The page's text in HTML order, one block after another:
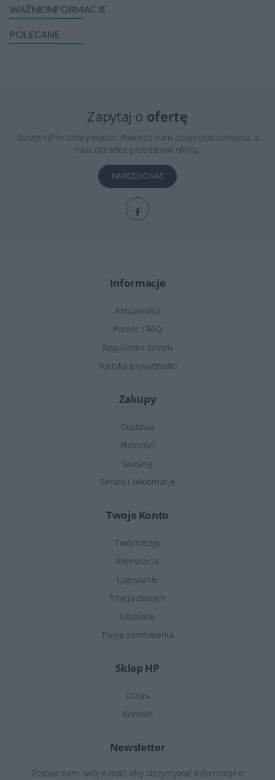
WAŻNE INFORMACJE
POLECANE
Zapytaj o ofertę
Sprzęt HP to dobry wybór. Powiedz nam czego potrzebujesz, a
nasz Doradca przedstawi ofertę.
NAPISZ DO NAS
Informacje
Aktualności
Pomoc i FAQ
Regulamin sklepu
Polityka prywatności
Zakupy
Dostawa
Płatności
Leasing
Serwis i reklamacje
Twoje Konto
Twój koszyk
Rejestracja
Logowanie
Edycja danych
Ulubione
Twoje zamówienia
Sklep HP
O nas
Kontakt
Newsletter
Zostaw nam swój e-mail, aby otrzymywać informacje o